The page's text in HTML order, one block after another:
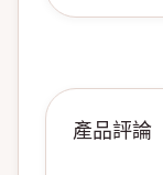
產品評論